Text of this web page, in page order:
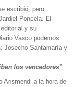
escribió, pero
Poncela. El
y su
Vasco podemos
Josecho Santamaría y
los vencedores”
Arismendi a la hora de